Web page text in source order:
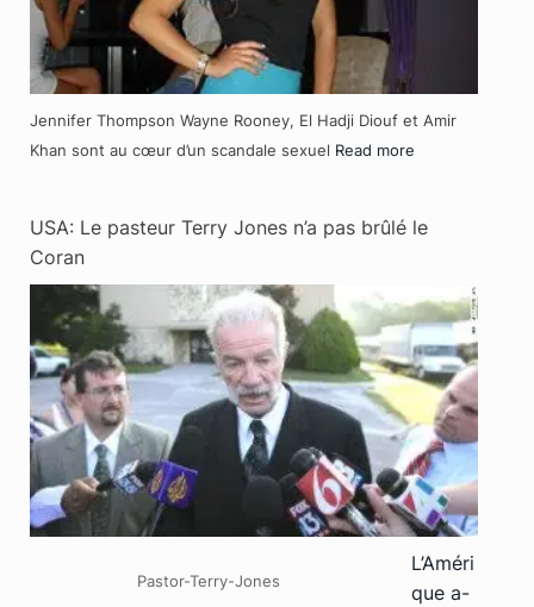
Jennifer Thompson Wayne Rooney, El Hadji Diouf et Amir
Khan sont au cœur d’un scandale sexuel Read more
USA: Le pasteur Terry Jones n’a pas brûlé le
Coran
Pastor-Terry-Jones
L’Améri
que a-